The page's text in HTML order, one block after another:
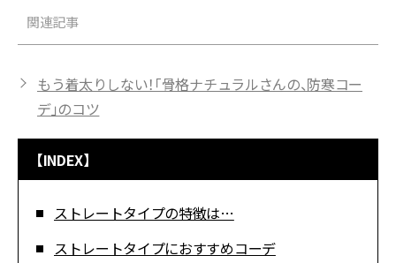
関連記事
もう着太りしない！「骨格ナチュラルさんの、防寒コー
デ」のコツ
【INDEX】
ストレートタイプの特徴は…
ストレートタイプにおすすめコーデ